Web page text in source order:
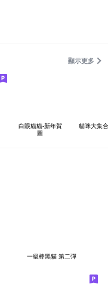
顯示更多
白眼貓貓-新年賀
圖
貓咪大集
一級棒黑貓 第二彈